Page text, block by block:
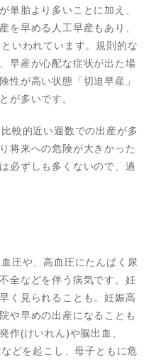
単胎より多いことに加え、
を早める人工早産もあり、
いわれています。規則的な
早産が心配な症状が出た場
性が高い状態「切迫早産」
が多いです。
較的近い週数での出産が多
将来への危険が大きかった
必ずしも多くないので、過
圧や、高血圧にたんぱく尿
全などを伴う病気です。妊
く見られることも。妊娠高
や早めの出産になることも
作(けいれん)や脳出血、
どを起こし、母子ともに危